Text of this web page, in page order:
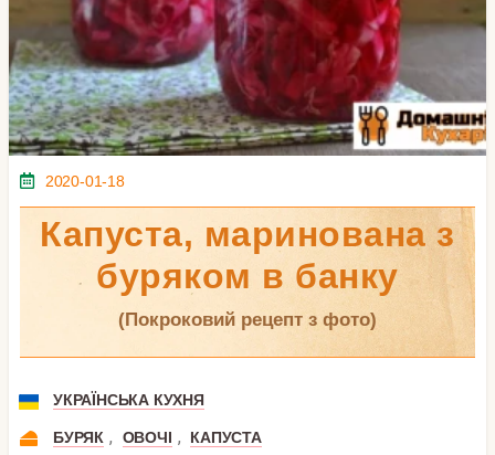
2020-01-18
Капуста, маринована з
буряком в банку
(покроковий рецепт з фото)
УКРАЇНСЬКА КУХНЯ
БУРЯК , ОВОЧІ , КАПУСТА